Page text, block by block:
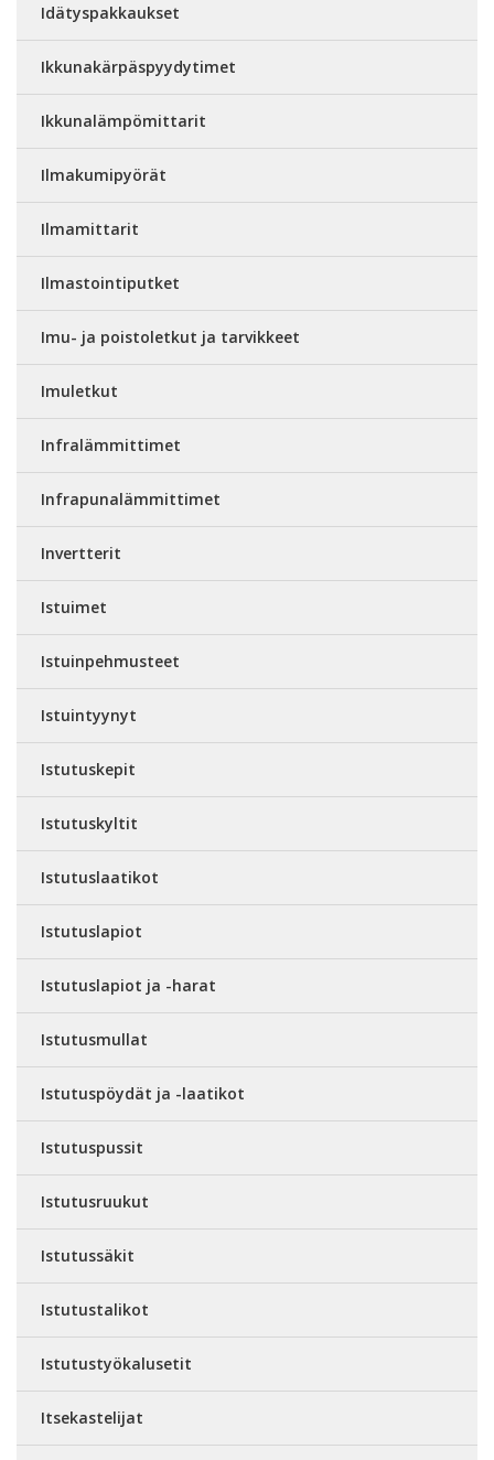
Idätyspakkaukset
Ikkunakärpäspyydytimet
Ikkunalämpömittarit
Ilmakumipyörät
Ilmamittarit
Ilmastointiputket
Imu- ja poistoletkut ja tarvikkeet
Imuletkut
Infralämmittimet
Infrapunalämmittimet
Invertterit
Istuimet
Istuinpehmusteet
Istuintyynyt
Istutuskepit
Istutuskyltit
Istutuslaatikot
Istutuslapiot
Istutuslapiot ja -harat
Istutusmullat
Istutuspöydät ja -laatikot
Istutuspussit
Istutusruukut
Istutussäkit
Istutustalikot
Istutustyökalusetit
Itsekastelijat